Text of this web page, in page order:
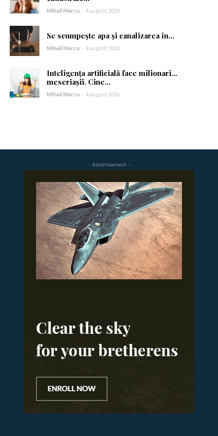
Am citit și accept
Mihail Marcu - 4 august 2026
Se scumpește apa și canalizarea în...
Mihail Marcu - 4 august 2026
Inteligența artificială face milionari…
meseriașii. Cine...
Mihail Marcu - 4 august 2026
- Advertisement -